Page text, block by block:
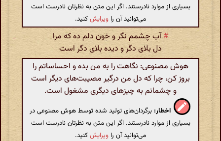
بسیاری از موارد نادرستند. اگر این متن به نظرتان نادرست است
می‌توانید آن را ویرایشکنید.
#آب چشمم نگر و خون دلم ده که مرا
دل بلای دگر و دیده بلای دگر است
هوش مصنوعی: نگاهت را به من بده و احساساتم را
بروز کن، چرا که دل من درگیر مصیبت‌های دیگر است
و چشمانم به چیزهای دیگری مشغول است.
اخطار: برگردان‌های تولید شده توسط هوش مصنوعی در
بسیاری از موارد نادرستند. اگر این متن به نظرتان نادرست است
می‌توانید آن را ویرایشکنید.